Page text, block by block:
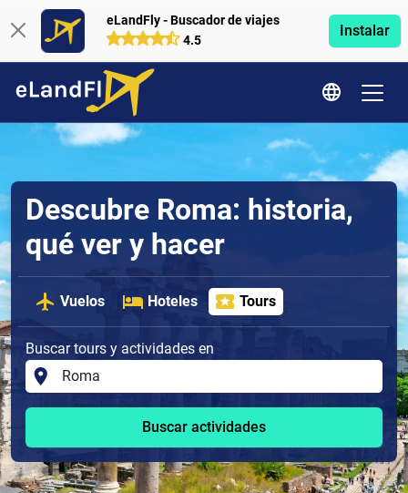
eLandFly - Buscador de viajes
4.5
Instalar
Descubre Roma: historia,
qué ver y hacer
Vuelos Hoteles Tours
Buscar tours y actividades en
Buscar actividades